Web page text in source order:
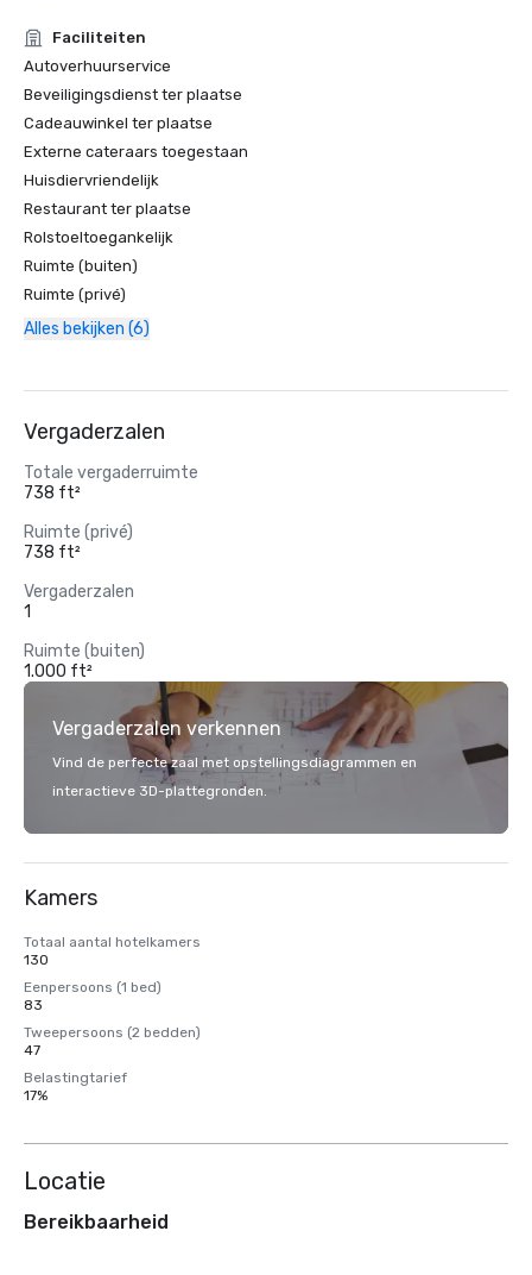
Faciliteiten
Autoverhuurservice
Beveiligingsdienst ter plaatse
Cadeauwinkel ter plaatse
Externe cateraars toegestaan
Huisdiervriendelijk
Restaurant ter plaatse
Rolstoeltoegankelijk
Ruimte (buiten)
Ruimte (privé)
Alles bekijken (6)
Vergaderzalen
Totale vergaderruimte
738 ft²
Ruimte (privé)
738 ft²
Vergaderzalen
1
Ruimte (buiten)
1.000 ft²
Vergaderzalen verkennen
Vind de perfecte zaal met opstellingsdiagrammen en
interactieve 3D-plattegronden.
Kamers
Totaal aantal hotelkamers
130
Eenpersoons (1 bed)
83
Tweepersoons (2 bedden)
47
Belastingtarief
17%
Locatie
Bereikbaarheid